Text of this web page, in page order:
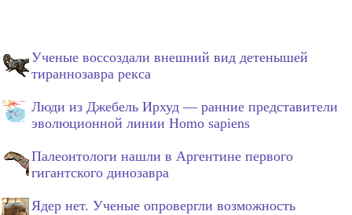
Ученые воссоздали внешний вид детенышей
тираннозавра рекса
Люди из Джебель Ирхуд — ранние представители
эволюционной линии Homo sapiens
Палеонтологи нашли в Аргентине первого
гигантского динозавра
Ядер нет. Ученые опровергли возможность